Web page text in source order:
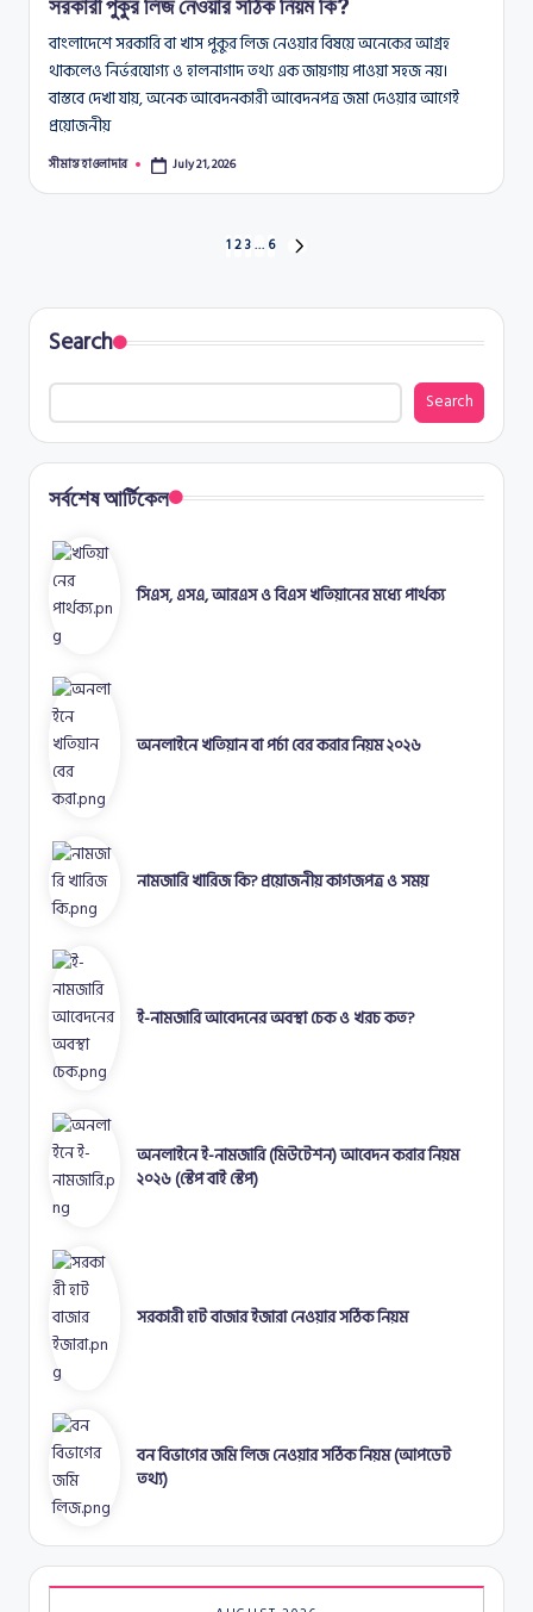
বাংলাদেশে সরকারি বা খাস পুকুর লিজ নেওয়ার বিষয়ে অনেকের আগ্রহ
থাকলেও নির্ভরযোগ্য ও হালনাগাদ তথ্য এক জায়গায় পাওয়া সহজ নয়।
বাস্তবে দেখা যায়, অনেক আবেদনকারী আবেদনপত্র জমা দেওয়ার আগেই
প্রয়োজনীয়
Posted
সীমান্ত হাওলাদার July 21, 2026
pagination
123… 6
Search
Search
সর্বশেষ আর্টিকেল
সিএস, এসএ, আরএস ও বিএস খতিয়ানের মধ্যে পার্থক্য
অনলাইনে খতিয়ান বা পর্চা বের করার নিয়ম ২০২৬
নামজারি খারিজ কি? প্রয়োজনীয় কাগজপত্র ও সময়
ই-নামজারি আবেদনের অবস্থা চেক ও খরচ কত?
অনলাইনে ই-নামজারি (মিউটেশন) আবেদন করার নিয়ম
২০২৬ (স্টেপ বাই স্টেপ)
সরকারী হাট বাজার ইজারা নেওয়ার সঠিক নিয়ম
বন বিভাগের জমি লিজ নেওয়ার সঠিক নিয়ম (আপডেট
তথ্য)